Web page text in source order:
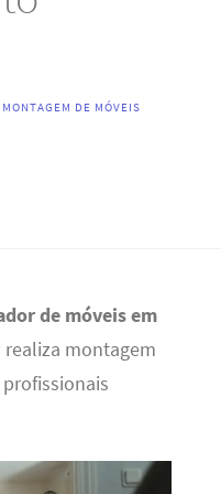
MONTAGEM DE MÓVEIS
de móveis em
realiza montagem